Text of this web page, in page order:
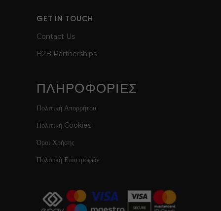
GET IN TOUCH
Contact Us
B2B Partnerships
ΠΛΗΡΟΦΟΡΙΕΣ
Πολιτική Απορρήτου
Πολιτική Cookies
Όροι Χρήσης
Πολιτική Επιστροφών